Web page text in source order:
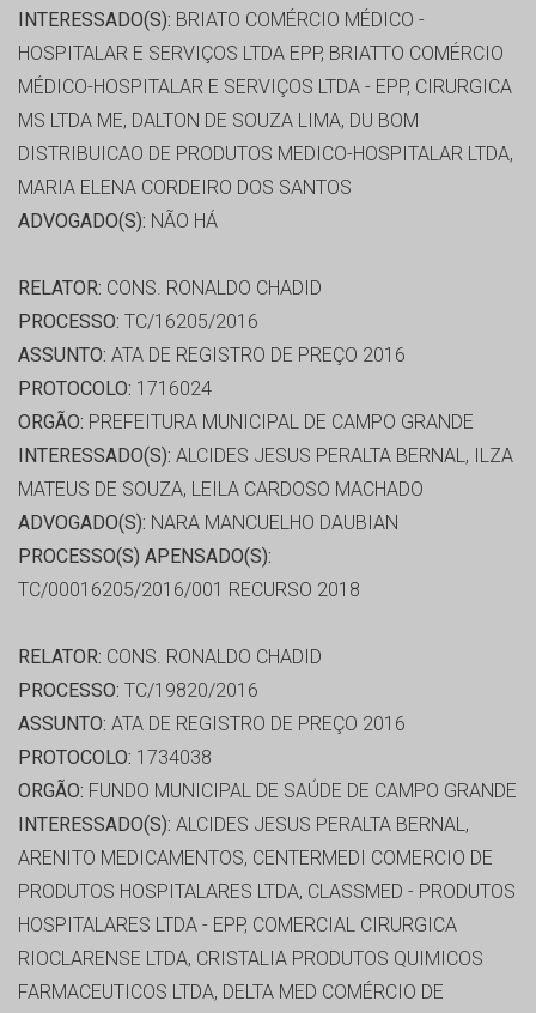
INTERESSADO(S): BRIATO COMÉRCIO MÉDICO -
HOSPITALAR E SERVIÇOS LTDA EPP, BRIATTO COMÉRCIO
MÉDICO-HOSPITALAR E SERVIÇOS LTDA - EPP, CIRURGICA
MS LTDA ME, DALTON DE SOUZA LIMA, DU BOM
DISTRIBUICAO DE PRODUTOS MEDICO-HOSPITALAR LTDA,
MARIA ELENA CORDEIRO DOS SANTOS
ADVOGADO(S): NÃO HÁ
RELATOR: CONS. RONALDO CHADID
PROCESSO: TC/16205/2016
ASSUNTO: ATA DE REGISTRO DE PREÇO 2016
PROTOCOLO: 1716024
ORGÃO: PREFEITURA MUNICIPAL DE CAMPO GRANDE
INTERESSADO(S): ALCIDES JESUS PERALTA BERNAL, ILZA
MATEUS DE SOUZA, LEILA CARDOSO MACHADO
ADVOGADO(S): NARA MANCUELHO DAUBIAN
PROCESSO(S) APENSADO(S):
TC/00016205/2016/001 RECURSO 2018
RELATOR: CONS. RONALDO CHADID
PROCESSO: TC/19820/2016
ASSUNTO: ATA DE REGISTRO DE PREÇO 2016
PROTOCOLO: 1734038
ORGÃO: FUNDO MUNICIPAL DE SAÚDE DE CAMPO GRANDE
INTERESSADO(S): ALCIDES JESUS PERALTA BERNAL,
ARENITO MEDICAMENTOS, CENTERMEDI COMERCIO DE
PRODUTOS HOSPITALARES LTDA, CLASSMED - PRODUTOS
HOSPITALARES LTDA - EPP, COMERCIAL CIRURGICA
RIOCLARENSE LTDA, CRISTALIA PRODUTOS QUIMICOS
FARMACEUTICOS LTDA, DELTA MED COMÉRCIO DE